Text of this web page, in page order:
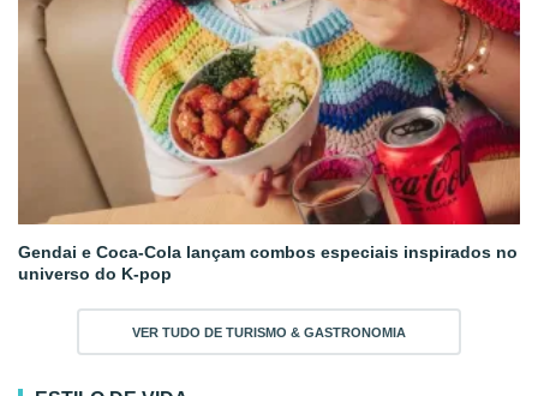
Gendai e Coca-Cola lançam combos especiais inspirados no
universo do K-pop
VER TUDO DE TURISMO & GASTRONOMIA